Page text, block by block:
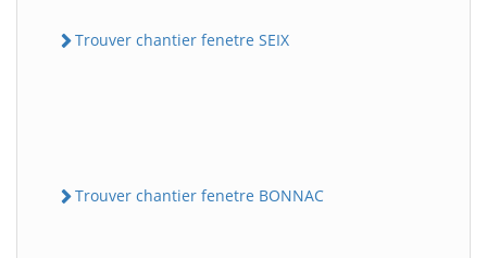
Trouver chantier fenetre SEIX
Trouver chantier fenetre BONNAC